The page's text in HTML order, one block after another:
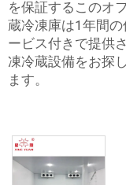
を保証するこのオ
蔵冷凍庫は1年間
ービス付きで提供
凍冷蔵設備をお探
ます。